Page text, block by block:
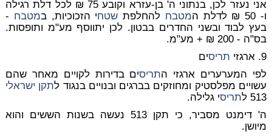
אני נעזר לכן, בנתוני ה' בן-עזרא וקובע 75 ₪ לכל דלת רגילה
ו- 50 ₪ לדלת ה
מטבח להחלפת שטחי הזכוכיות, במטבח -
בעץ לבוד ובשני החדרים בבטון. לכן יתווסף מע"מ ותופסות.
בס"ה - 200 ₪ + מע"מ.
9. ארגזי
תריסים
לפי המערערים ארגזי התריסים בדירות לקויים מאחר שהם
עשויים מפלסטיק ומחוזקים בברגים ובנויים בנגוד לתקן ישראלי
513 ל
תריסי גלילה.
ה' דימנט מסביר, כי תקן 513 נעשה בשנות הששים והוא
מיושן.